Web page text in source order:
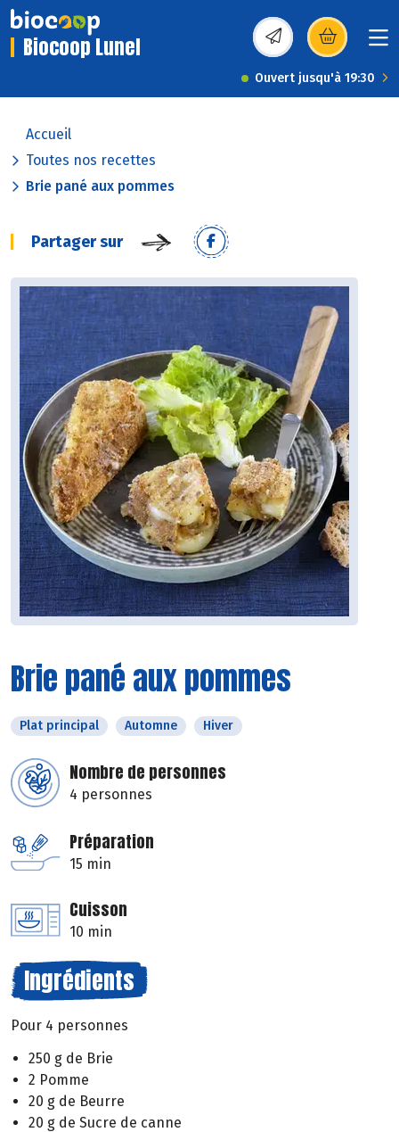
Biocoop Lunel (s’ouvre dans une
Ouvert jusqu'à 19:30
Accueil
Toutes nos recettes
Brie pané aux pommes
Partager sur
Brie pané aux pommes
Plat principal Automne Hiver
Nombre de personnes
4 personnes
Préparation
15 min
Cuisson
10 min
Ingrédients
Pour 4 personnes
250 g de Brie
2 Pomme
20 g de Beurre
20 g de Sucre de canne